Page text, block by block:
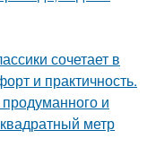
сочетает в
и практичность.
и
метр